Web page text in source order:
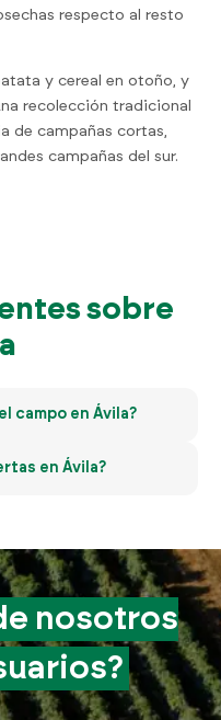
respecto al resto
y cereal en otoño, y
recolección tradicional
de campañas cortas,
campañas del sur.
sobre
campo en Ávila?
en Ávila?
nosotros